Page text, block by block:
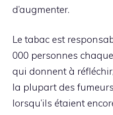
d’augmenter.
Le tabac est
000 personnes
qui donnent à
la plupart des
lorsqu’ils étaient